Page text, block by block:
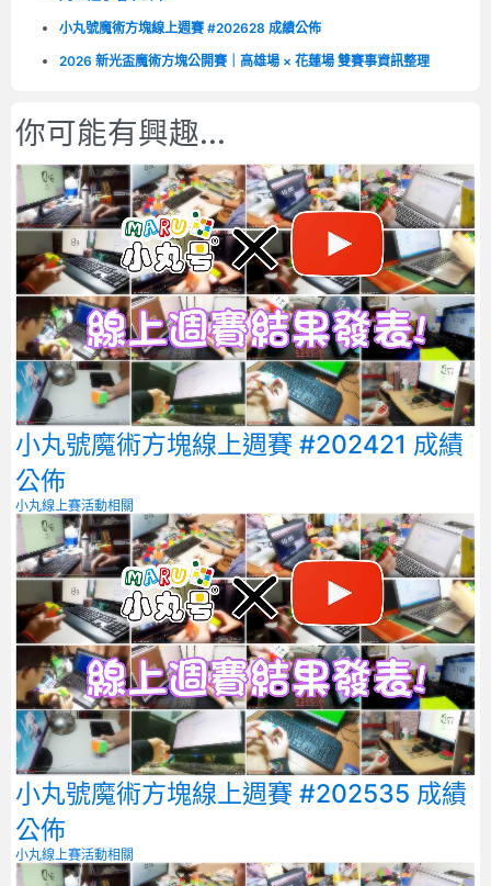
小丸號魔術方塊線上週賽 #202628 成績公佈
2026 新光盃魔術方塊公開賽｜高雄場 × 花蓮場 雙賽事資訊整理
你可能有興趣...
小丸號魔術方塊線上週賽 #202421 成績
公佈
小丸線上賽活動相關
小丸號魔術方塊線上週賽 #202535 成績
公佈
小丸線上賽活動相關